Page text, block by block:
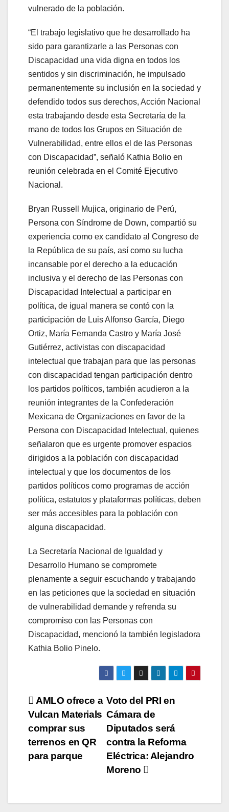
vulnerado de la población.
“El trabajo legislativo que he desarrollado ha
sido para garantizarle a las Personas con
Discapacidad una vida digna en todos los
sentidos y sin discriminación, he impulsado
permanentemente su inclusión en la sociedad y
defendido todos sus derechos, Acción Nacional
esta trabajando desde esta Secretaría de la
mano de todos los Grupos en Situación de
Vulnerabilidad, entre ellos el de las Personas
con Discapacidad”, señaló Kathia Bolio en
reunión celebrada en el Comité Ejecutivo
Nacional.
Bryan Russell Mujica, originario de Perú,
Persona con Síndrome de Down, compartió su
experiencia como ex candidato al Congreso de
la República de su país, así como su lucha
incansable por el derecho a la educación
inclusiva y el derecho de las Personas con
Discapacidad Intelectual a participar en
política, de igual manera se contó con la
participación de Luis Alfonso García, Diego
Ortiz, María Fernanda Castro y María José
Gutiérrez, activistas con discapacidad
intelectual que trabajan para que las personas
con discapacidad tengan participación dentro
los partidos políticos, también acudieron a la
reunión integrantes de la Confederación
Mexicana de Organizaciones en favor de la
Persona con Discapacidad Intelectual, quienes
señalaron que es urgente promover espacios
dirigidos a la población con discapacidad
intelectual y que los documentos de los
partidos políticos como programas de acción
política, estatutos y plataformas políticas, deben
ser más accesibles para la población con
alguna discapacidad.
La Secretaría Nacional de Igualdad y
Desarrollo Humano se compromete
plenamente a seguir escuchando y trabajando
en las peticiones que la sociedad en situación
de vulnerabilidad demande y refrenda su
compromiso con las Personas con
Discapacidad, mencionó la también legisladora
Kathia Bolio Pinelo.
Navegación
de
entradas
Voto del PRI en
Cámara de
Diputados será
contra la Reforma
Eléctrica: Alejandro
Moreno
AMLO ofrece a
Vulcan Materials
comprar sus
terrenos en QR
para parque